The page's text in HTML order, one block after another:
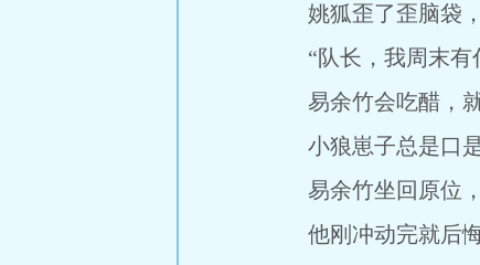
姚狐歪了歪脑袋，
“队长，我周末有
易余竹会吃醋，就
小狼崽子总是口
易余竹坐回原位，
他刚冲动完就后悔